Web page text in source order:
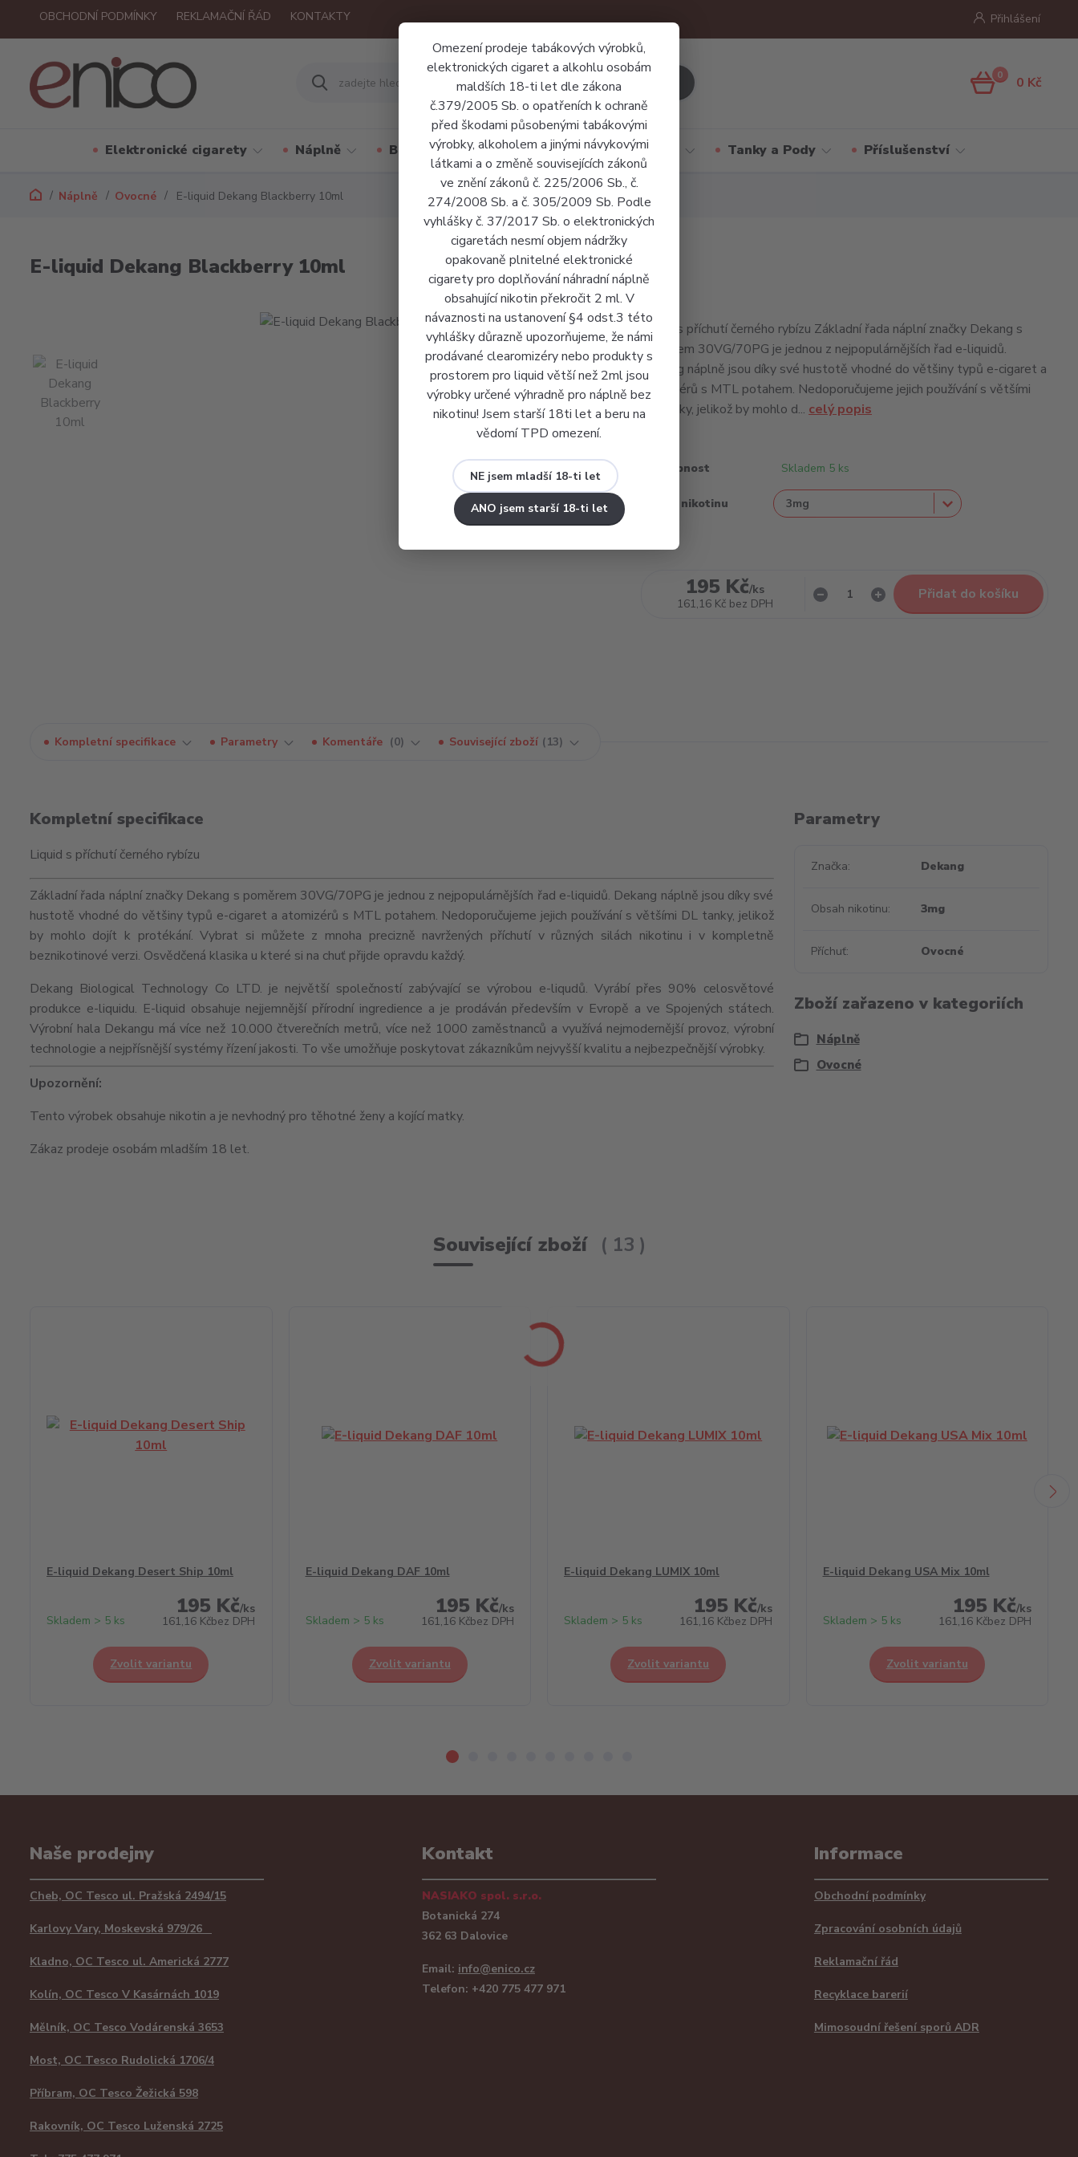
Omezení prodeje tabákových výrobků,
elektronických cigaret a alkohlu osobám
maldších 18-ti let dle zákona
č.379/2005 Sb. o opatřeních k ochraně
před škodami působenými tabákovými
výrobky, alkoholem a jinými návykovými
látkami a o změně souvisejících zákonů
ve znění zákonů č. 225/2006 Sb., č.
274/2008 Sb. a č. 305/2009 Sb. Podle
vyhlášky č. 37/2017 Sb. o elektronických
cigaretách nesmí objem nádržky
opakovaně plnitelné elektronické
cigarety pro doplňování náhradní náplně
obsahující nikotin překročit 2 ml. V
návaznosti na ustanovení §4 odst.3 této
vyhlášky důrazně upozorňujeme, že námi
prodávané clearomizéry nebo produkty s
prostorem pro liquid větší než 2ml jsou
výrobky určené výhradně pro náplně bez
nikotinu! Jsem starší 18ti let a beru na
vědomí TPD omezení.
NE jsem mladší 18-ti let
ANO jsem starší 18-ti let
OBCHODNÍ PODMÍNKY REKLAMAČNÍ ŘÁD KONTAKTY Přihlášení
0 0 Kč
Elektronické cigarety Náplně Báze a příchutě Jednorázové cigarety Tanky a Pody Příslušenství
Náplně Ovocné E-liquid Dekang Blackberry 10ml
E-liquid Dekang Blackberry 10ml
Liquid s příchutí černého rybízu Základní řada náplní značky Dekang s
poměrem 30VG/70PG je jednou z nejpopulárnějších řad e-liquidů.
Dekang náplně jsou díky své hustotě vhodné do většiny typů e-cigaret a
atomizérů s MTL potahem. Nedoporučujeme jejich používání s většími
DL tanky, jelikož by mohlo d... celý popis
Dostupnost Skladem 5 ks
Obsah nikotinu
195 Kč/ks
161,16 Kč bez DPH
Přidat do košíku
Kompletní specifikace Parametry Komentáře 0 Související zboží 13
Kompletní specifikace
Liquid s příchutí černého rybízu
Základní řada náplní značky Dekang s poměrem 30VG/70PG je jednou z nejpopulárnějších řad e-liquidů. Dekang náplně jsou díky své
hustotě vhodné do většiny typů e-cigaret a atomizérů s MTLpotahem. Nedoporučujeme jejich používání s většími DLtanky, jelikož
by mohlo dojít k protékání. Vybrat si můžete z mnoha precizně navržených příchutí v různých silách nikotinu i v kompletně
beznikotinové verzi. Osvědčená klasika u které si na chuť přijde opravdu každý.
Dekang Biological Technology Co LTD. je největší společností zabývající se výrobou e-liqudů. Vyrábí přes 90% celosvětové
produkce e-liquidu. E-liquid obsahuje nejjemnější přírodní ingredience a je prodáván především v Evropě a ve Spojených státech.
Výrobní hala Dekangu má více než 10.000 čtverečních metrů, více než 1000 zaměstnanců a využívá nejmodernější provoz, výrobní
technologie a nejpřísnější systémy řízení jakosti. To vše umožňuje poskytovat zákazníkům nejvyšší kvalitu a nejbezpečnější výrobky.
Upozornění:
Tento výrobek obsahuje nikotin a je nevhodný pro těhotné ženy a kojící matky.
Zákaz prodeje osobám mladším 18 let.
Parametry
Značka Dekang
Obsah nikotinu 3mg
Příchuť Ovocné
Zboží zařazeno v kategoriích
Náplně
Ovocné
Související zboží 13
E-liquid Dekang Desert Ship 10ml
195 Kč/ks
161,16 Kčbez DPH
Skladem > 5 ks
Zvolit variantu
E-liquid Dekang DAF 10ml
195 Kč/ks
161,16 Kčbez DPH
Skladem > 5 ks
Zvolit variantu
E-liquid Dekang LUMIX 10ml
195 Kč/ks
161,16 Kčbez DPH
Skladem > 5 ks
Zvolit variantu
E-liquid Dekang USA Mix 10ml
195 Kč/ks
161,16 Kčbez DPH
Skladem > 5 ks
Zvolit variantu
Naše prodejny
Cheb, OC Tesco ul. Pražská 2494/15
Karlovy Vary, Moskevská 979/26
Kladno, OC Tesco ul. Americká 2777
Kolín, OC Tesco V Kasárnách 1019
Mělník, OC Tesco Vodárenská 3653
Most, OC Tesco Rudolická 1706/4
Příbram, OC Tesco Žežická 598
Rakovník, OC Tesco Luženská 2725
Kontakt
NASIAKO spol. s.r.o.
Botanická 274
362 63 Dalovice
Email: info@enico.cz
Telefon: +420 775 477 971
Informace
Obchodní podmínky
Zpracování osobních údajů
Reklamační řád
Recyklace barerií
Mimosoudní řešení sporů ADR